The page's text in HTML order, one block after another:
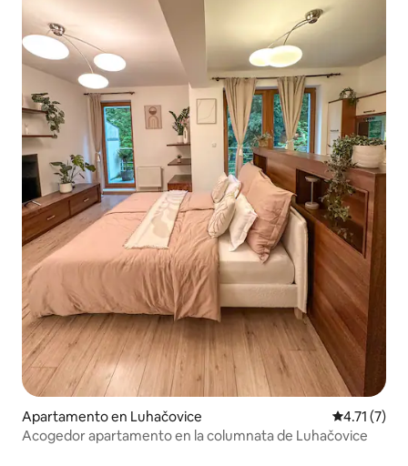
Apartamento en Luhačovice Calificación
4.71 (7)
Acogedor apartamento en la columnata de Luhačovice